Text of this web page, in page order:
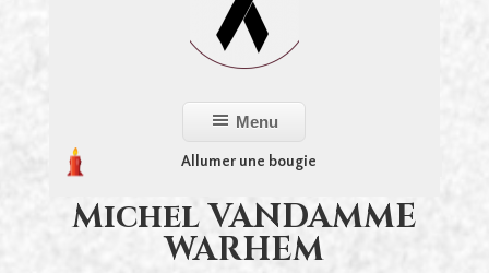
Menu
Allumer une bougie
Michel VANDAMME
WARHEM